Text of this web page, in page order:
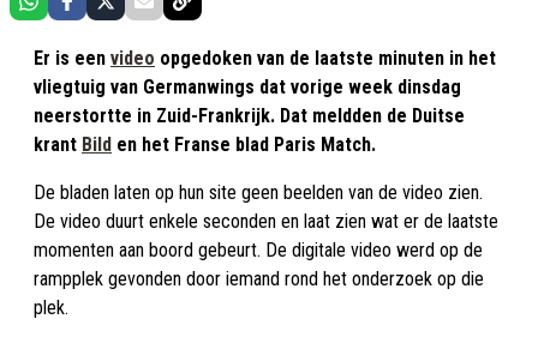
Er is een video opgedoken van de laatste minuten in het
vliegtuig van Germanwings dat vorige week dinsdag
neerstortte in Zuid-Frankrijk. Dat meldden de Duitse
krant Bild en het Franse blad Paris Match.
De bladen laten op hun site geen beelden van de video zien.
De video duurt enkele seconden en laat zien wat er de laatste
momenten aan boord gebeurt. De digitale video werd op de
rampplek gevonden door iemand rond het onderzoek op die
plek.